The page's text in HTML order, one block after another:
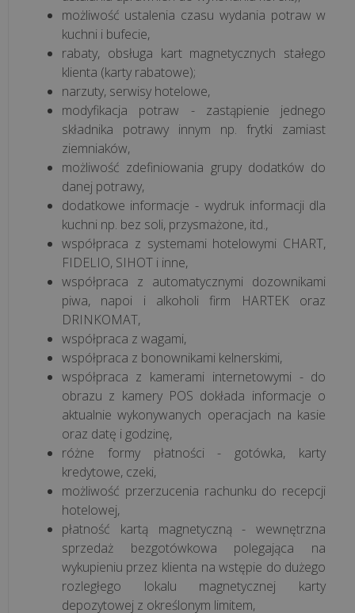
Kontrolny
żądanie:
Kompleksowy
przewodnik
skutecznie
obniżyć
gastronomii?
Praktyczne
Jednolity
Kontrolny
możliwość ustalenia czasu wydania potraw w
kuchni i bufecie,
rabaty, obsługa kart magnetycznych stałego
klienta (karty rabatowe);
narzuty, serwisy hotelowe,
modyfikacja potraw - zastąpienie jednego
składnika potrawy innym np. frytki zamiast
ziemniaków,
możliwość zdefiniowania grupy dodatków do
danej potrawy,
dodatkowe informacje - wydruk informacji dla
kuchni np. bez soli, przysmażone, itd.,
współpraca z systemami hotelowymi CHART,
FIDELIO, SIHOT i inne,
współpraca z automatycznymi dozownikami
piwa, napoi i alkoholi firm HARTEK oraz
DRINKOMAT,
współpraca z wagami,
współpraca z bonownikami kelnerskimi,
współpraca z kamerami internetowymi - do
obrazu z kamery POS dokłada informacje o
aktualnie wykonywanych operacjach na kasie
oraz datę i godzinę,
różne formy płatności - gotówka, karty
kredytowe, czeki,
możliwość przerzucenia rachunku do recepcji
hotelowej,
płatność kartą magnetyczną - wewnętrzna
sprzedaż bezgotówkowa polegająca na
wykupieniu przez klienta na wstępie do dużego
rozległego lokalu magnetycznej karty
depozytowej z określonym limitem,